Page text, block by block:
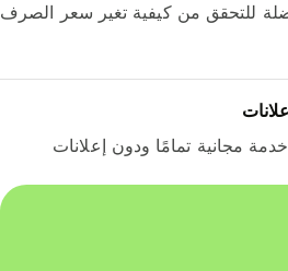
للتحقق من كيفية تغير سعر الصرف
مجانية تمامًا ودون إعلانات